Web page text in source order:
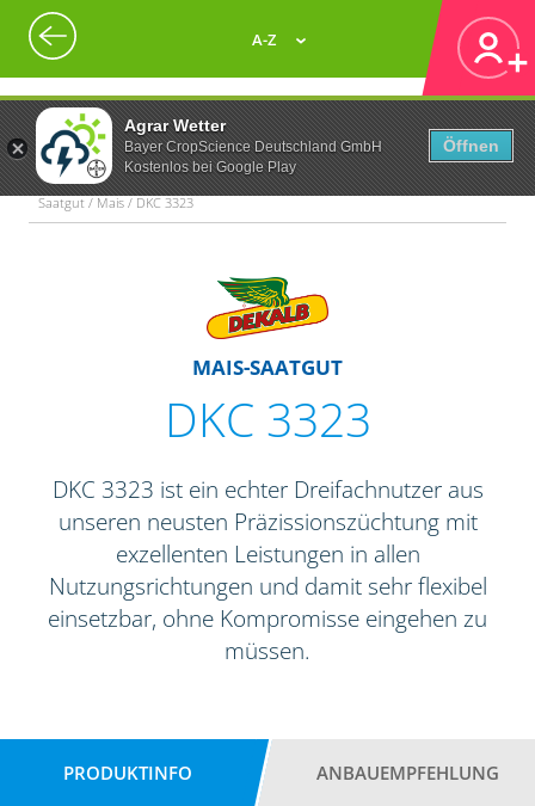
Agrar Wetter
Bayer CropScience Deutschland GmbH
Kostenlos bei Google Play
Öffnen
A-Z
Saatgut / Mais / DKC 3323
MAIS-SAATGUT
DKC 3323
DKC 3323 ist ein echter Dreifachnutzer aus
unseren neusten Präzissionszüchtung mit
exzellenten Leistungen in allen
Nutzungsrichtungen und damit sehr flexibel
einsetzbar, ohne Kompromisse eingehen zu
müssen.
PRODUKTINFO ANBAUEMPFEHLUNG